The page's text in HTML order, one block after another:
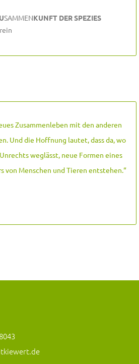
SAMMENKUNFT DER SPEZIES
Zusammenleben mit den anderen
Und die Hoffnung lautet, dass da, wo
weglässt, neue Formen eines
von Menschen und Tieren entstehen.“